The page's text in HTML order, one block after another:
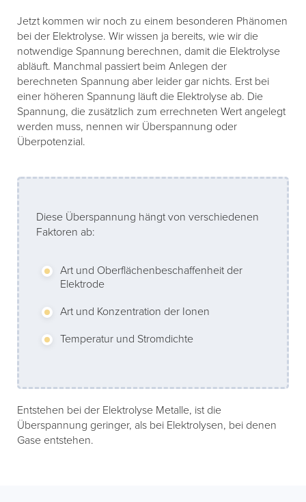
Jetzt kommen wir noch zu einem besonderen Phänomen
bei der Elektrolyse. Wir wissen ja bereits, wie wir die
notwendige Spannung berechnen, damit die Elektrolyse
abläuft. Manchmal passiert beim Anlegen der
berechneten Spannung aber leider gar nichts. Erst bei
einer höheren Spannung läuft die Elektrolyse ab. Die
Spannung, die zusätzlich zum errechneten Wert angelegt
werden muss, nennen wir Überspannung oder
Überpotenzial.
Diese Überspannung hängt von verschiedenen
Faktoren ab:
Art und Oberflächenbeschaffenheit der
Elektrode
Art und Konzentration der Ionen
Temperatur und Stromdichte
Entstehen bei der Elektrolyse Metalle, ist die
Überspannung geringer, als bei Elektrolysen, bei denen
Gase entstehen.